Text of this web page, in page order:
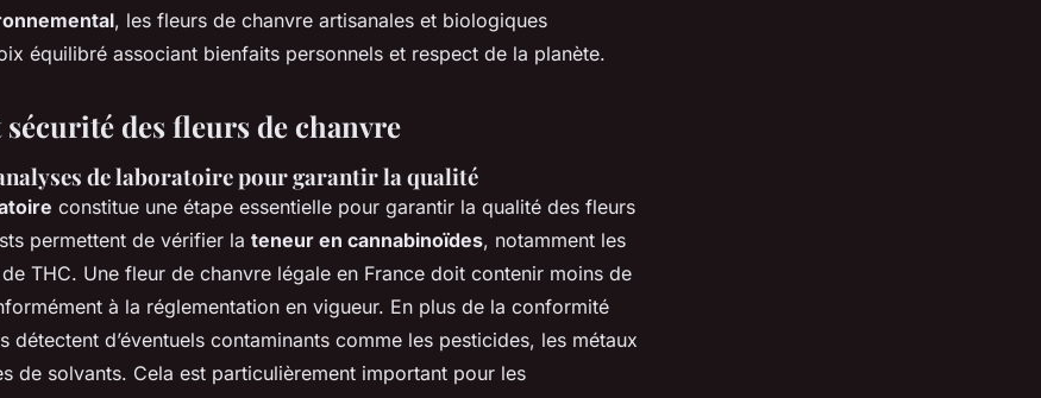
, les fleurs de chanvre artisanales et biologiques
équilibré associant bienfaits personnels et respect de la planète.
des fleurs de chanvre
de laboratoire pour garantir la qualité
constitue une étape essentielle pour garantir la qualité des fleurs
permettent de vérifier la teneur en cannabinoïdes, notamment les
THC. Une fleur de chanvre légale en France doit contenir moins de
à la réglementation en vigueur. En plus de la conformité
détectent d’éventuels contaminants comme les pesticides, les métaux
de solvants. Cela est particulièrement important pour les